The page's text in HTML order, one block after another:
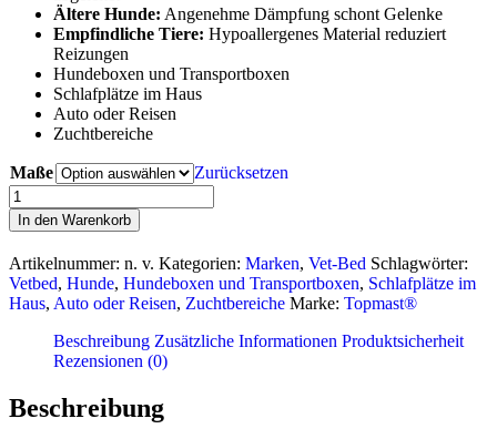
Ältere Hunde: Angenehme Dämpfung schont Gelenke
Empfindliche Tiere: Hypoallergenes Material reduziert
Reizungen
Hundeboxen und Transportboxen
Schlafplätze im Haus
Auto oder Reisen
Zuchtbereiche
Maße
Zurücksetzen
Vetbed
schwarz
Menge
In den Warenkorb
Artikelnummer: n. v. Kategorien: Marken, Vet-Bed Schlagwörter:
Vetbed, Hunde, Hundeboxen und Transportboxen, Schlafplätze im
Haus, Auto oder Reisen, Zuchtbereiche Marke: Topmast®
Beschreibung Zusätzliche Informationen Produktsicherheit
Rezensionen (0)
Beschreibung